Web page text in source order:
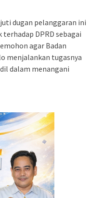
dugan pelanggaran ini
DPRD sebagai
agar Badan
menjalankan tugasnya
dalam menangani